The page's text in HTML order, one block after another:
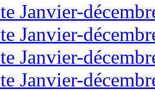
Janvier-
Janvier-
Janvier-
Janvier-